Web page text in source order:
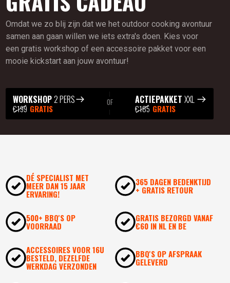
Omdat we zo blij zijn dat we het outdoor cooking avontuur
samen aan gaan willen we iets extra's doen. Kies voor
een gratis workshop of een accessoire pakket voor een
mooie kickstart aan jouw avontuur!
WORKSHOP2 PERS
€199 GRATIS
OF ACTIEPAKKETXXL
€185 GRATIS
DÉ SPECIALIST MET
MEER DAN 15 JAAR
ERVARING!
365 DAGEN BEDENKTIJD
+ GRATIS RETOUR
500+ BBQ'S OP
VOORRAAD
GRATIS BEZORGD VANAF
€60 IN NL EN BE
ACCESSOIRES VOOR 16U
BESTELD, DEZELFDE
WERKDAG VERZONDEN
BBQ'S OP AFSPRAAK
GELEVERD